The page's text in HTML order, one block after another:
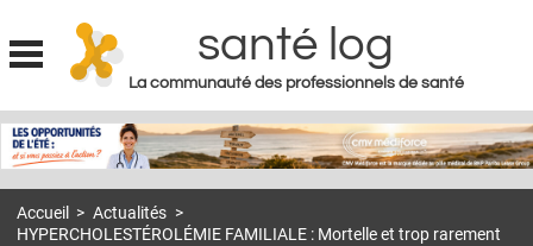
Jump to navigation
santé log
La communauté des professionnels de santé
MON COMPTE
S'ABONNER À LA REVUE SOIN À DOMICILE
Accueil > Actualités >
HYPERCHOLESTÉROLÉMIE FAMILIALE : Mortelle et trop rarement